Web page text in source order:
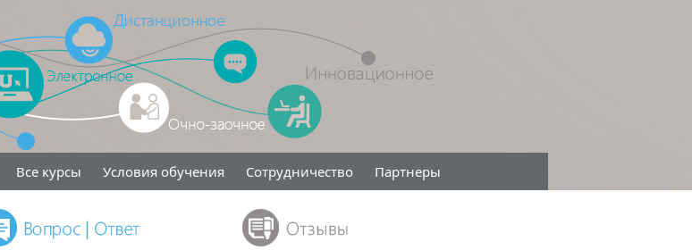
Все курсы Условия обучения Сотрудничество Партнеры